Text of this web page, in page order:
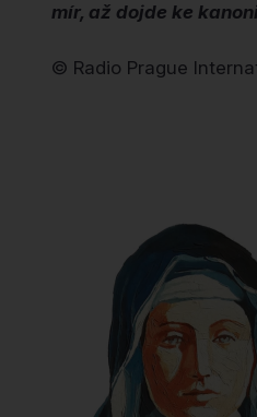
mír, až dojde ke
© Radio Prague